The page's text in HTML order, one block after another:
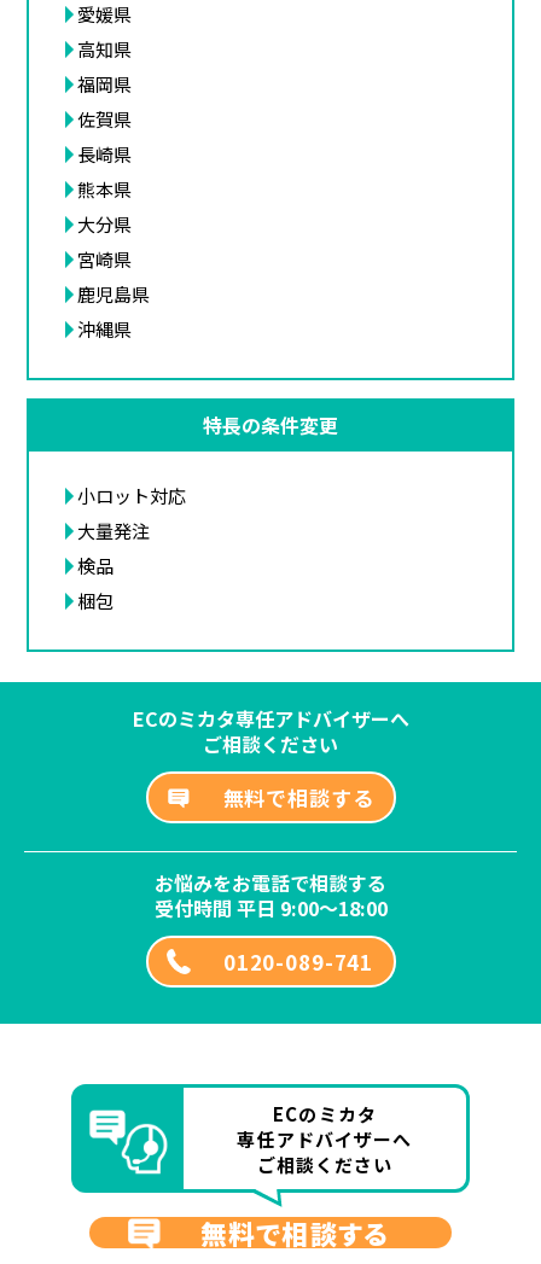
愛媛県
高知県
福岡県
佐賀県
長崎県
熊本県
大分県
宮崎県
鹿児島県
沖縄県
特長の条件変更
小ロット対応
大量発注
検品
梱包
ECのミカタ専任アドバイザーへ
ご相談ください
無料で相談する
お悩みをお電話で相談する
受付時間 平日 9:00～18:00
0120-089-741
ECのミカタ
専任アドバイザーへ
ご相談ください
無料で相談する